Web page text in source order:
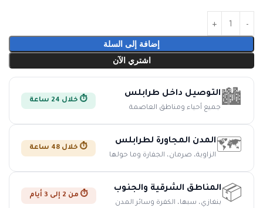
إضافة إلى السلة
اشتري الآن
🏙️التوصيل داخل طرابلس
جميع أحياء ومناطق العاصمة
⏱️ خلال 24 ساعة
🗺️المدن المجاورة لطرابلس
الزاوية، صرمان، الجفارة وما حولها
⏱️ خلال 48 ساعة
📦المناطق الشرقية والجنوب
بنغازي، سبها، الكفرة وسائر المدن
⏱️ من 2 إلى 3 أيام